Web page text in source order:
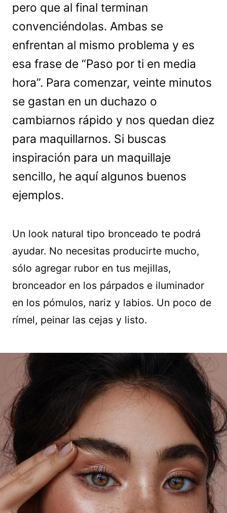
pero que al final terminan
convenciéndolas. Ambas se
enfrentan al mismo problema y es
esa frase de “Paso por ti en media
hora”. Para comenzar, veinte minutos
se gastan en un duchazo o
cambiarnos rápido y nos quedan diez
para maquillarnos. Si buscas
inspiración para un maquillaje
sencillo, he aquí algunos buenos
ejemplos.
Un look natural tipo bronceado te podrá
ayudar. No necesitas producirte mucho,
sólo agregar rubor en tus mejillas,
bronceador en los párpados e iluminador
en los pómulos, nariz y labios. Un poco de
rímel, peinar las cejas y listo.